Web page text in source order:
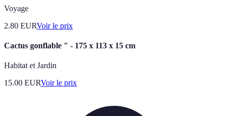
Voyage
2.80 EURVoir le prix
Cactus gonflable " - 175 x 113 x 15 cm
Habitat et Jardin
15.00 EURVoir le prix